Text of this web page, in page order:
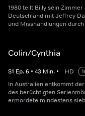
1980 teilt Billy sein
Deutschland mit Jeffrey
und Misshandlungen
Colin/Cynthia
S1 Ep.6 • 43 Min. • HD
In Australien entkommt
des berüchtigten
ermordete mindestens